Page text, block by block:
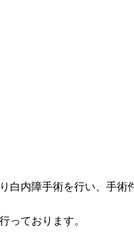
白内障手術を行い、手術
っております。